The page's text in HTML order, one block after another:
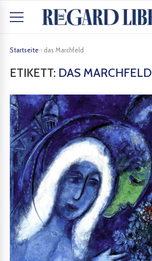
Startseite › das Marchfeld
ETIKETT: DAS MARCHFELD